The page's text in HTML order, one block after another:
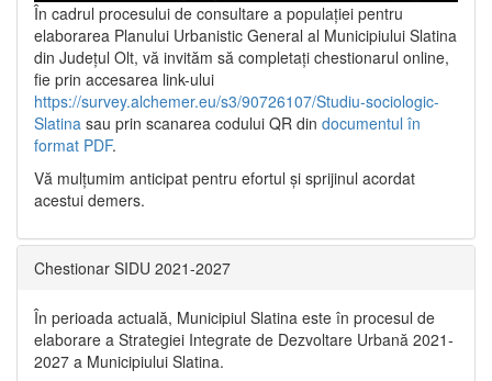
În cadrul procesului de consultare a populaţiei pentru
elaborarea Planului Urbanistic General al Municipiului Slatina
din Județul Olt, vă invităm să completați chestionarul online,
fie prin accesarea link-ului
https://survey.alchemer.eu/s3/90726107/Studiu-sociologic-
Slatina sau prin scanarea codului QR din documentul în
format PDF.
Vă mulţumim anticipat pentru efortul şi sprijinul acordat
acestui demers.
Chestionar SIDU 2021-2027
În perioada actuală, Municipiul Slatina este în procesul de
elaborare a Strategiei Integrate de Dezvoltare Urbană 2021‐
2027 a Municipiului Slatina.